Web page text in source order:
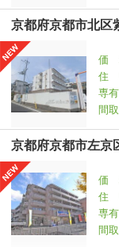
京都府京都市北区
価
住
専
間
京都府京都市左京
価
住
専
間